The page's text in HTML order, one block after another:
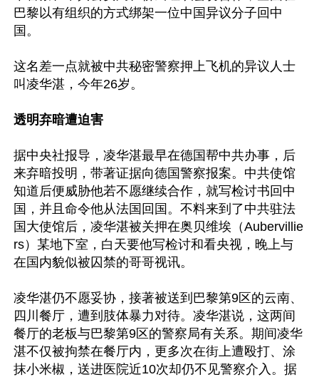
巴黎以有组织的方式绑架一位中国异议分子回中
国。
这名差一点就被中共秘密警察押上飞机的异议人士
叫凌华湛，今年26岁。
透明弃暗遭迫害
据中央社报导，凌华湛最早在德国帮中共办事，后
来弃暗投明，带著证据向德国警察报案。中共使馆
知道后便威胁他若不愿继续合作，就写检讨书回中
国，并且命令他从法国回国。不料来到了中共驻法
国大使馆后，凌华湛被关押在奥贝维埃（Aubervillie
rs）某地下室，白天要他写检讨和看央视，晚上与
在国内貌似被囚禁的哥哥视讯。
凌华湛仍不愿妥协，接著被送到巴黎第9区的云南、
四川餐厅，遭到肢体暴力对待。凌华湛说，这两间
餐厅的老板与巴黎第9区的警察局有关系。期间凌华
湛不仅被拘禁在餐厅内，更多次在街上遭殴打、涂
抹小米椒，送进医院近10次却仍不见警察介入。据